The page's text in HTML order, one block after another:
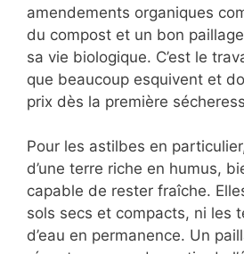
amendements organiques
du compost et un bon
sa vie biologique. C’est le
que beaucoup esquivent et
prix dès la première
Pour les astilbes en
d’une terre riche en humus,
capable de rester fraîche.
sols secs et compacts, ni les
d’eau en permanence. Un